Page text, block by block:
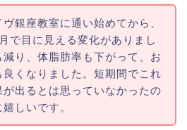
銀座教室に通い始めてから、
で目に見える変化がありまし
減り、体脂肪率も下がって、お
良くなりました。短期間でこれ
が出るとは思っていなかったの
しいです。